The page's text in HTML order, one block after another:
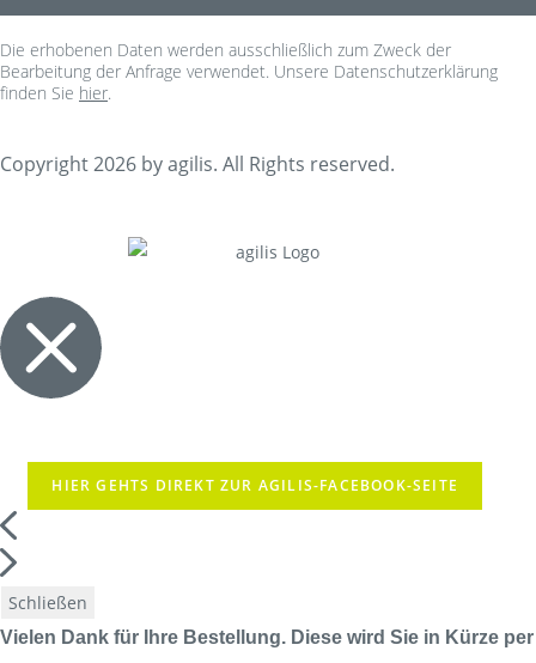
Die erhobenen Daten werden ausschließlich zum Zweck der
Bearbeitung der Anfrage verwendet. Unsere Datenschutzerklärung
finden Sie hier.
Copyright 2026 by agilis. All Rights reserved.
HIER GEHTS DIREKT ZUR AGILIS-FACEBOOK-SEITE
Schließen
Vielen Dank für Ihre Bestellung. Diese wird Sie in Kürze per